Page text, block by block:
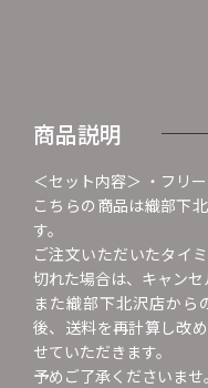
商品説明
＜セット内容＞ ・フリ
こちらの商品は織部下
す。
ご注文いただいたタイ
切れた場合は、キャンセ
また織部下北沢店から
後、送料を再計算し改
せていただきます。
予めご了承くださいませ。